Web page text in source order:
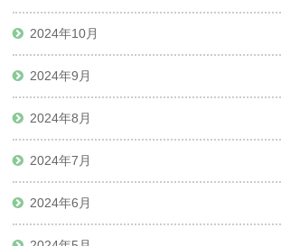
2024年10月
2024年9月
2024年8月
2024年7月
2024年6月